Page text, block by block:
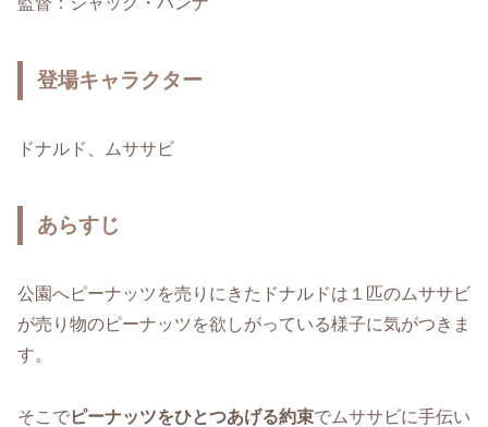
登場キャラクター
ドナルド、ムササビ
あらすじ
公園へピーナッツを売りにきたドナルドは１匹のムササビ
が売り物のピーナッツを欲しがっている様子に気がつきま
す。
そこでピーナッツをひとつあげる約束でムササビに手伝い